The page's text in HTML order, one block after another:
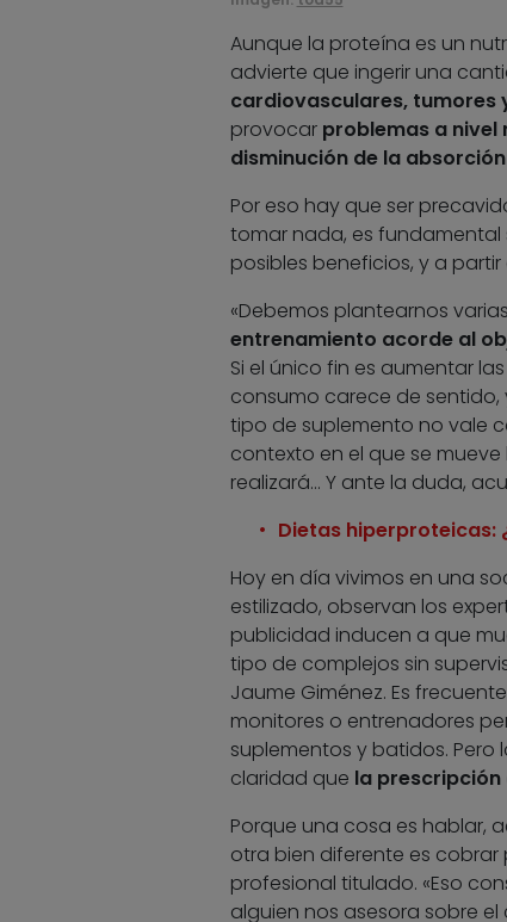
Aunque la proteína es un
advierte que ingerir una
cardiovasculares, tumores
provocar problemas a nivel
disminución de la
Por eso hay que ser
tomar nada, es
posibles beneficios, y a
«Debemos plantearnos
entrenamiento acorde al
Si el único fin es aumentar
consumo carece de sentido,
tipo de suplemento no vale
contexto en el que se
realizará… Y ante la duda,
Dietas hiperproteicas:
Hoy en día vivimos en una
estilizado, observan los
publicidad inducen a que
tipo de complejos sin
Jaume Giménez. Es
monitores o entrenadores
suplementos y batidos. Pero
claridad que la
Porque una cosa es hablar,
otra bien diferente es
profesional titulado. «Eso
alguien nos asesora sobre